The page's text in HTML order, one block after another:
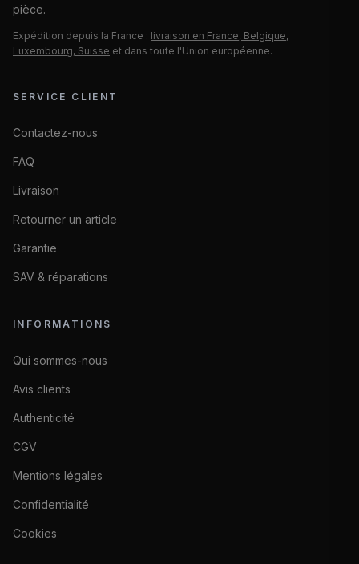
pièce.
Expédition depuis la France : livraison en France, Belgique,
Luxembourg, Suisse et dans toute l'Union européenne.
SERVICE CLIENT
Contactez-nous
FAQ
Livraison
Retourner un article
Garantie
SAV & réparations
INFORMATIONS
Qui sommes-nous
Avis clients
Authenticité
CGV
Mentions légales
Confidentialité
Cookies